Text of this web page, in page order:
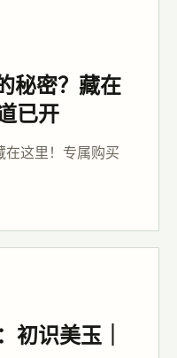
秘密？藏在
已开
在这里！专属购买
识美玉｜